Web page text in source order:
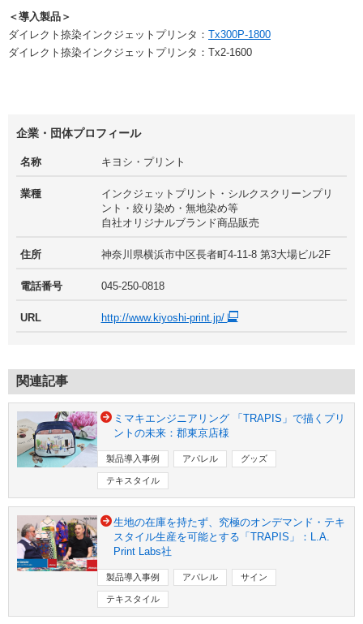
＜導入製品＞
ダイレクト捺染インクジェットプリンタ： Tx300P-1800
ダイレクト捺染インクジェットプリンタ：Tx2-1600
企業・団体プロフィール
名称 キヨシ・プリント
業種
インクジェットプリント・シルクスクリーンプリ
ント・絞り染め・無地染め等
自社オリジナルブランド商品販売
住所 神奈川県横浜市中区長者町4-11-8 第3大場ビル2F
電話番号 045-250-0818
URL http://www.kiyoshi-print.jp/
関連記事
ミマキエンジニアリング 「TRAPIS」で描くプリ
ントの未来：郡東京店様
製品導入事例 アパレル グッズ
テキスタイル
生地の在庫を持たず、究極のオンデマンド・テキ
スタイル生産を可能とする「TRAPIS」：L.A.
Print Labs社
製品導入事例 アパレル サイン
テキスタイル